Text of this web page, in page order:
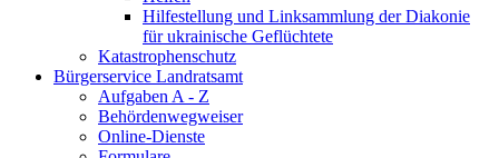
Hilfestellung und Linksammlung der Diakonie
für ukrainische Geflüchtete
Katastrophenschutz
Bürgerservice Landratsamt
Aufgaben A - Z
Behördenwegweiser
Online-Dienste